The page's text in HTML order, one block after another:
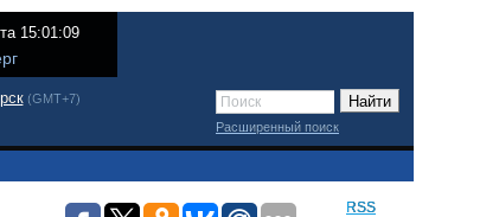
15:01:09
(GMT+7)
Расширенный поиск
RSS